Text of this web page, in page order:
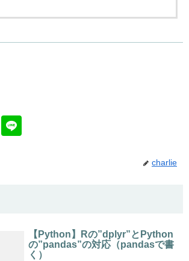
charlie
【Python】Rの”dplyr”とPython
の”pandas”の対応（pandasで書
く）